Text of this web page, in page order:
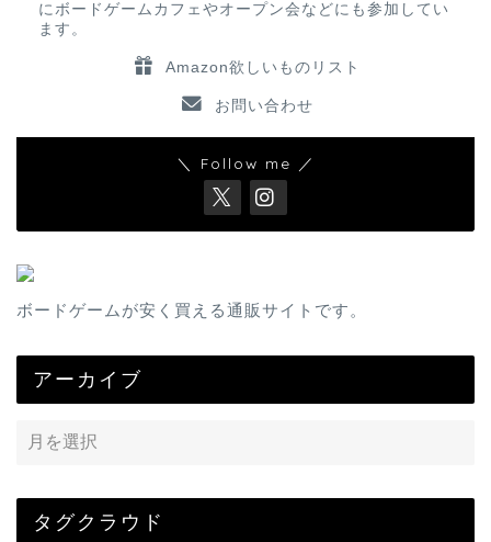
にボードゲームカフェやオープン会などにも参加してい
ます。
Amazon欲しいものリスト
お問い合わせ
＼ Follow me ／
ボードゲームが安く買える通販サイトです。
アーカイブ
タグクラウド